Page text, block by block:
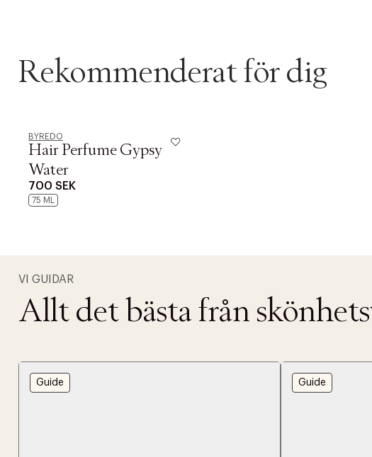
Rekommenderat för dig
BYREDO
Hair Perfume Gypsy
Water
700 SEK
75 ML
VI GUIDAR
Allt det bästa från
Guide Guide